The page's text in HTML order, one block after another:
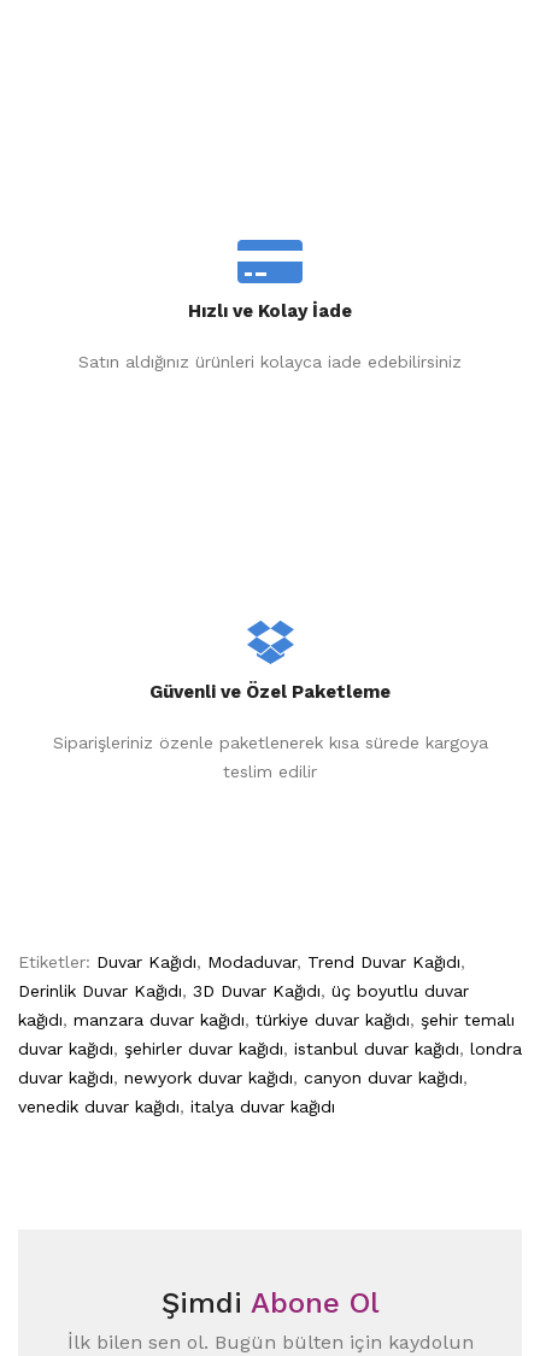
Hızlı ve Kolay İade
Satın aldığınız ürünleri kolayca iade edebilirsiniz
Güvenli ve Özel Paketleme
Siparişleriniz özenle paketlenerek kısa sürede kargoya
teslim edilir
Etiketler: Duvar Kağıdı, Modaduvar, Trend Duvar Kağıdı,
Derinlik Duvar Kağıdı, 3D Duvar Kağıdı, üç boyutlu duvar
kağıdı, manzara duvar kağıdı, türkiye duvar kağıdı, şehir temalı
duvar kağıdı, şehirler duvar kağıdı, istanbul duvar kağıdı, londra
duvar kağıdı, newyork duvar kağıdı, canyon duvar kağıdı,
venedik duvar kağıdı, italya duvar kağıdı
Şimdi Abone Ol
İlk bilen sen ol. Bugün bülten için kaydolun